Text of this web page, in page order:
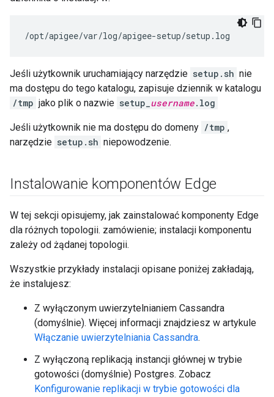
/opt/apigee/var/log/apigee-setup/setup.log
Jeśli użytkownik uruchamiający narzędzie setup.sh nie
ma dostępu do tego katalogu, zapisuje dziennik w katalogu
/tmp jako plik o nazwie setup_ username.log
Jeśli użytkownik nie ma dostępu do domeny /tmp ,
narzędzie setup.sh niepowodzenie.
Instalowanie komponentów Edge
W tej sekcji opisujemy, jak zainstalować komponenty Edge
dla różnych topologii. zamówienie; instalacji komponentu
zależy od żądanej topologii.
Wszystkie przykłady instalacji opisane poniżej zakładają,
że instalujesz:
Z wyłączonym uwierzytelnianiem Cassandra
(domyślnie). Więcej informacji znajdziesz w artykule
Włączanie uwierzytelniania Cassandra.
Z wyłączoną replikacją instancji głównej w trybie
gotowości (domyślnie) Postgres. Zobacz
Konfigurowanie replikacji w trybie gotowości dla